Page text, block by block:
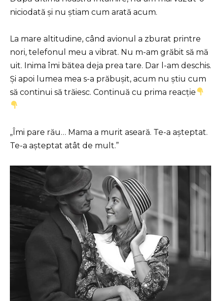
niciodată și nu știam cum arată acum.
La mare altitudine, când avionul a zburat printre
nori, telefonul meu a vibrat. Nu m-am grăbit să mă
uit. Inima îmi bătea deja prea tare. Dar l-am deschis.
Și apoi lumea mea s-a prăbușit, acum nu știu cum
să continui să trăiesc. Continuă cu prima reacție
„Îmi pare rău… Mama a murit aseară. Te-a așteptat.
Te-a așteptat atât de mult.”